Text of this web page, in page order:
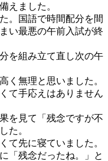
えました。
。国語で時間配分を間
い最悪の午前入試が終
を組み立て直し次の午
く無理と思いました。
て手応えはありません
を見て「残念ですが不
た。
て先に寝ていました。
「残念だったね。」と